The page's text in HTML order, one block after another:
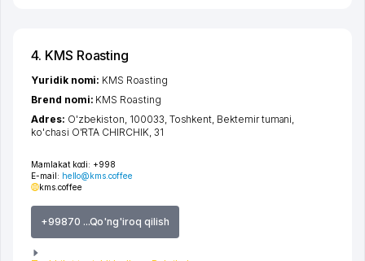
4. KMS Roasting
Mamlakat kodi: +998
E-mail: hello@kms.coffee
kms.coffee
+99870 ...Qo'ng'iroq qilish
Yuridik nomi: KMS Roasting
Brend nomi: KMS Roasting
Adres: O'zbekiston, 100033, Toshkent Bektemir tumani
ko'chasi O'RTA CHIRCHIK , 31